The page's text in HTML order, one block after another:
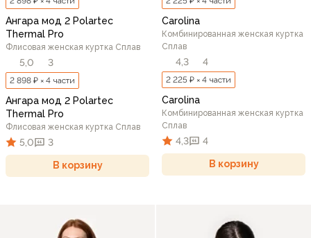
Ангара мод 2 Polartec
Thermal Pro
Флисовая женская куртка Сплав
5,0 3
2 898 ₽ × 4 части
Ангара мод 2 Polartec
Thermal Pro
Флисовая женская куртка Сплав
5,0 3
В корзину
Carolina
Комбинированная женская куртка
Сплав
4,3 4
2 225 ₽ × 4 части
Carolina
Комбинированная женская куртка
Сплав
4,3 4
В корзину